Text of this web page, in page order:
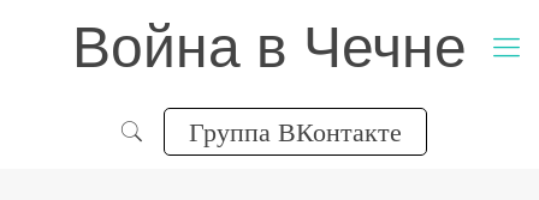
Война в Чечне
Группа ВКонтакте